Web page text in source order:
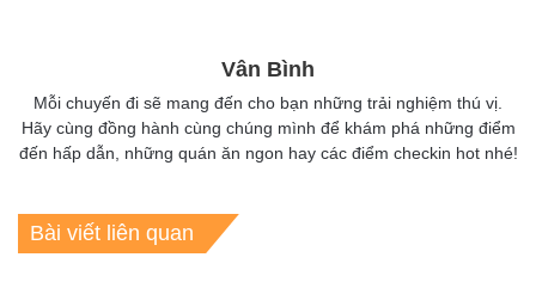
Vân Bình
Mỗi chuyến đi sẽ mang đến cho bạn những trải nghiệm thú vị.
Hãy cùng đồng hành cùng chúng mình để khám phá những điểm
đến hấp dẫn, những quán ăn ngon hay các điểm checkin hot nhé!
Bài viết liên quan